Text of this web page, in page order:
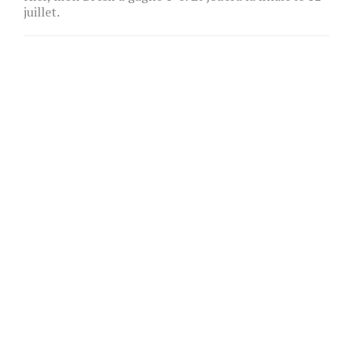
juillet.